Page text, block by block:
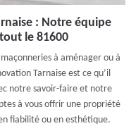
: Notre équipe
le 81600
à aménager ou à
Tarnaise est ce qu’il
notre savoir-faire et notre
à vous offrir une propriété
fiabilité ou en esthétique.